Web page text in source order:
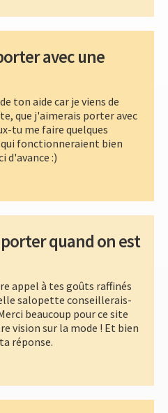
avec une
ton aide car je viens de
que j'aimerais porter avec
tu me faire quelques
fonctionneraient bien
d'avance :)
quand on est
appel à tes goûts raffinés
salopette conseillerais-
beaucoup pour ce site
vision sur la mode ! Et bien
réponse.